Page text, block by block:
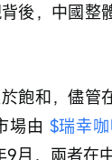
後，中國整
飽和，儘管
場由 $瑞幸咖
月，兩者在